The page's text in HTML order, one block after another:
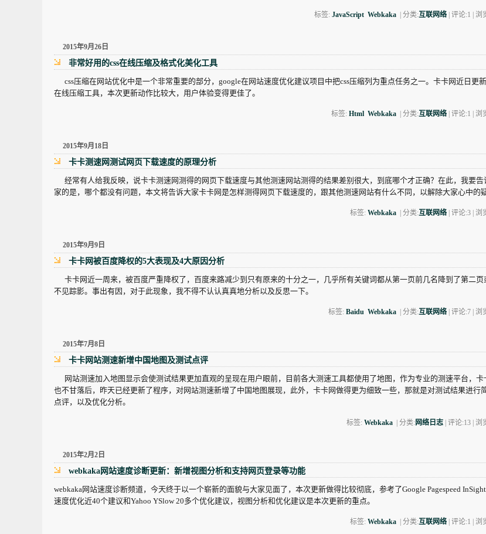
标签: JavaScript Webkaka | 分类:互联网络 | 评论:1 | 浏
2015年9月26日
非常好用的css在线压缩及格式化美化工具
css压缩在网站优化中是一个非常重要的部分，google在网站速度优化建议项目中把css压缩列为重点任务之一。卡卡网近日更
在线压缩工具，本次更新动作比较大，用户体验变得更佳了。
标签: Html Webkaka | 分类:互联网络 | 评论:1 | 浏
2015年9月18日
卡卡测速网测试网页下载速度的原理分析
经常有人给我反映，说卡卡测速网测得的网页下载速度与其他测速网站测得的结果差别很大，到底哪个才正确？在此，我要告
家的是，哪个都没有问题，本文将告诉大家卡卡网是怎样测得网页下载速度的，跟其他测速网站有什么不同，以解除大家心中的疑
标签: Webkaka | 分类:互联网络 | 评论:3 | 浏
2015年9月9日
卡卡网被百度降权的5大表现及4大原因分析
卡卡网近一周来，被百度严重降权了，百度来路减少到只有原来的十分之一，几乎所有关键词都从第一页前几名降到了第二页
不见踪影。事出有因，对于此现象，我不得不认认真真地分析以及反思一下。
标签: Baidu Webkaka | 分类:互联网络 | 评论:7 | 浏
2015年7月8日
卡卡网站测速新增中国地图及测试点评
网站测速加入地图显示会使测试结果更加直观的呈现在用户眼前，目前各大测速工具都使用了地图，作为专业的测速平台，卡
也不甘落后，昨天已经更新了程序，对网站测速新增了中国地图展现，此外，卡卡网做得更为细致一些，那就是对测试结果进行
点评，以及优化分析。
标签: Webkaka | 分类: 网络日志 | 评论:13 | 浏
2015年2月2日
webkaka网站速度诊断更新：新增视图分析和支持网页登录等功能
webkaka网站速度诊断频道，今天终于以一个崭新的面貌与大家见面了，本次更新做得比较彻底，参考了Google Pagespeed
速度优化近40个建议和Yahoo YSlow 20多个优化建议，视图分析和优化建议是本次更新的重点。
标签: Webkaka | 分类:互联网络 | 评论:1 | 浏